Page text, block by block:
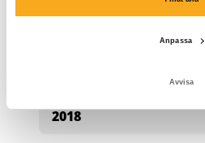
Anpassa
Avvisa
2018